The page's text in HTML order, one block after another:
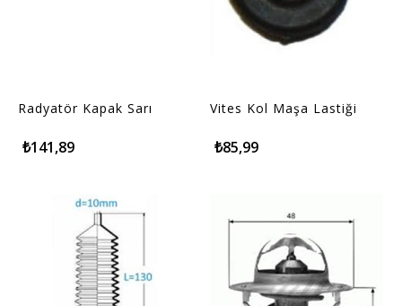
Radyatör Kapak Sarı
₺141,89
Vites Kol Maşa Lastiği
₺85,99